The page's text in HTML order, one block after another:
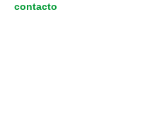
contacto